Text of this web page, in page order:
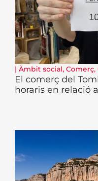
| Àmbit social, Comerç,
El comerç del
horaris en relació